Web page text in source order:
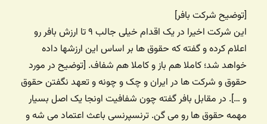
[توضیح شرکت بافر]
این شرکت اخیرا در یک اقدام خیلی جالب ۹ تا ارزش بافر رو
اعلام کرده و گفته که حقوق ها بر اساس این ارزشها داده
خواهد شد؛ کاملا هم باز و کاملا هم شفاف. [توضیح در مورد
حقوق و شرکت ها در ایران و چک و چونه و تعهد نگفتن حقوق
و …]. در مقابل بافر گفته چون شفافیت اونجا یک اصل بسیار
مهمه حقوق ها رو می گن. ترنسپرنسی باعث اعتماد می شه و